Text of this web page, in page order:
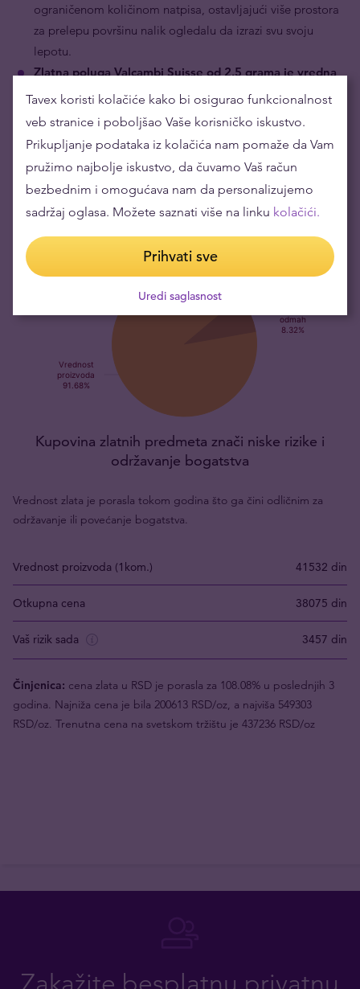
ograničenom količinom natpisa, ostavljajući više prostora
za prelepu površinu nalik ogledalu da izrazi svu svoju
lepotu.
Zlatna poluga Valcambi Suisse od 2.5 grama je vredna
svoje težine u zlatu.
Zlatna poluga od 2.5 grama
Valcambi spada među najprodavanijim zlatnim
predmetima u ovom obliku. Njena vrednost je eksplicitno
zasnovana na finom sadržaju zlata koji je povezan sa
vodećom cenom zlata.
Kupovina zlatnih predmeta znači niske rizike i
održavanje bogatstva
Vrednost zlata je porasla tokom godina što ga čini odličnim za
održavanje ili povećanje bogatstva.
Vrednost proizvoda (1kom.) 41532 din
Otkupna cena 38075 din
Vaš rizik sada 3457 din
Činjenica: cena zlata u RSD je porasla za 108.08% u poslednjih 3
godina. Najniža cena je bila 200613 RSD/oz, a najviša 549303
RSD/oz. Trenutna cena na svetskom tržištu je 437236 RSD/oz
Tavex koristi kolačiće kako bi osigurao funkcionalnost
veb stranice i poboljšao Vaše korisničko iskustvo.
Prikupljanje podataka iz kolačića nam pomaže da Vam
pružimo najbolje iskustvo, da čuvamo Vaš račun
bezbednim i omogućava nam da personalizujemo
sadržaj oglasa. Možete saznati više na linku kolačići.
Prihvati sve
Uredi saglasnost